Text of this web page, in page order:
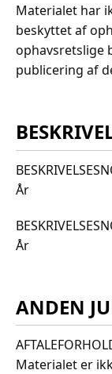
Materialet har
beskyttet af
ophavsretslige
publicering af
År
År
ANDEN
Materialet er